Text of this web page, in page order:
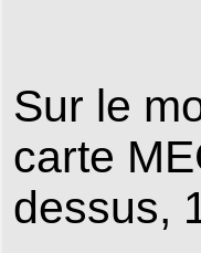
Sur le
carte
dessus,